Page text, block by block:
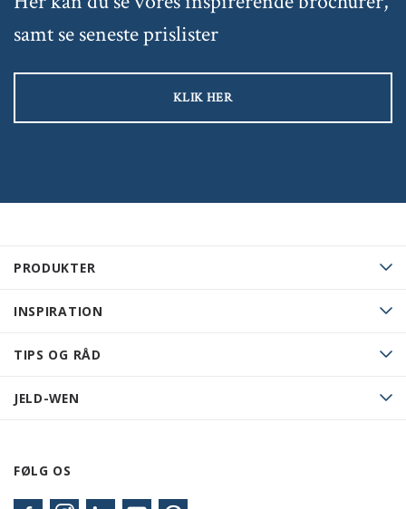
PRODUKTER
INSPIRATION
TIPS OG RÅD
JELD-WEN
FØLG OS
samt se seneste prislister
KLIK HER